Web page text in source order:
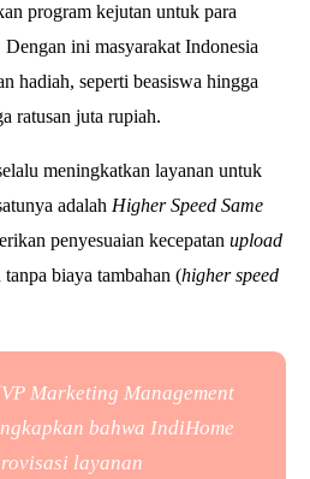
program kejutan untuk para
ini masyarakat Indonesia
hadiah, seperti beasiswa hingga
ratusan juta rupiah.
meningkatkan layanan untuk
adalah Higher Speed Same
penyesuaian kecepatan upload
biaya tambahan (higher speed
VP Marketing Management
bahwa IndiHome
layanan